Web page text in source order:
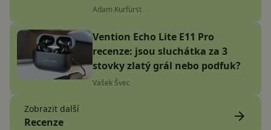
Adam Kurfürst
Vention Echo Lite E11 Pro
recenze: jsou sluchátka za 3
stovky zlatý grál nebo podfuk?
Vašek Švec
Zobrazit další
Recenze